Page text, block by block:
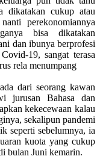
dikatakan cukup atau
perekonomiannya
bisa dikatakan
dan ibunya berprofesi
19, sangat terasa
rela menumpang
dari seorang kawan
jurusan Bahasa dan
kekecewaan kalau
sekalipun pandemi
seperti sebelumnya, ia
kuota yang cukup
bulan Juni kemarin.